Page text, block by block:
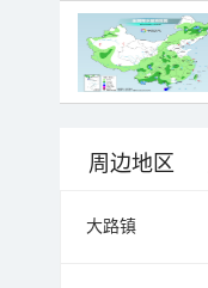
周边地区
大路镇